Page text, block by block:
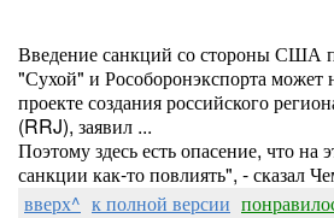
Введение санкций со стороны США
"Сухой" и Рособоронэкспорта может
проекте создания российского
(RRJ), заявил ...
Поэтому здесь есть опасение, что на
санкции как-то повлиять", - сказал
вверх^ к полной версии